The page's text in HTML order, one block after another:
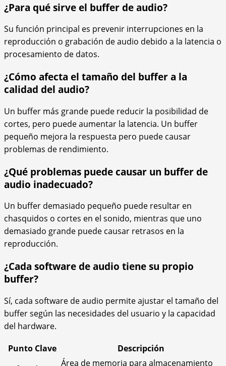
¿Para qué sirve el buffer de audio?
Su función principal es prevenir interrupciones en la
reproducción o grabación de audio debido a la latencia o
procesamiento de datos.
¿Cómo afecta el tamaño del buffer a la
calidad del audio?
Un buffer más grande puede reducir la posibilidad de
cortes, pero puede aumentar la latencia. Un buffer
pequeño mejora la respuesta pero puede causar
problemas de rendimiento.
¿Qué problemas puede causar un buffer de
audio inadecuado?
Un buffer demasiado pequeño puede resultar en
chasquidos o cortes en el sonido, mientras que uno
demasiado grande puede causar retrasos en la
reproducción.
¿Cada software de audio tiene su propio
buffer?
Sí, cada software de audio permite ajustar el tamaño del
buffer según las necesidades del usuario y la capacidad
del hardware.
Punto Clave
Descripción
Área de memoria para almacenamiento